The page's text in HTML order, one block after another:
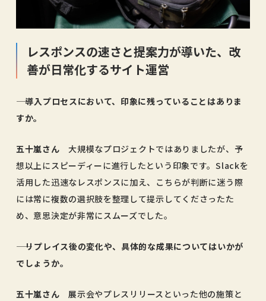
レスポンスの速さと提案力が導いた、改
善が日常化するサイト運営
―― 導入プロセスにおいて、印象に残っていることはありま
すか。
五十嵐さん大規模なプロジェクトではありましたが、予
想以上にスピーディーに進行したという印象です。Slackを
活用した迅速なレスポンスに加え、こちらが判断に迷う際
には常に複数の選択肢を整理して提示してくださったた
め、意思決定が非常にスムーズでした。
―― リプレイス後の変化や、具体的な成果についてはいかが
でしょうか。
五十嵐さん展示会やプレスリリースといった他の施策と